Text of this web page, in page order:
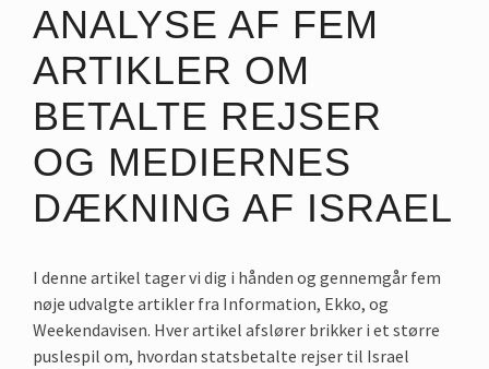
ANALYSE AF FEM
ARTIKLER OM
BETALTE REJSER
OG MEDIERNES
DÆKNING AF ISRAEL
I denne artikel tager vi dig i hånden og gennemgår fem
nøje udvalgte artikler fra Information, Ekko, og
Weekendavisen. Hver artikel afslører brikker i et større
puslespil om, hvordan statsbetalte rejser til Israel